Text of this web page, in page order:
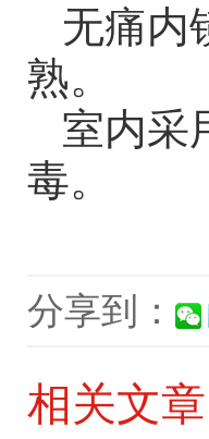
无痛内
熟。
室内采
毒。
分享到：
相关文章